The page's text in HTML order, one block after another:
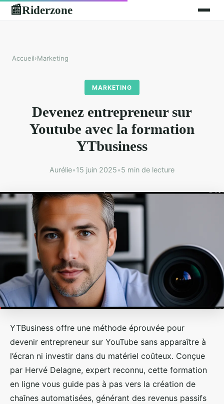
📰Riderzone
Accueil›Marketing
MARKETING
Devenez entrepreneur sur
Youtube avec la formation
YTbusiness
Aurélie•15 juin 2025•5 min de lecture
YTBusiness offre une méthode éprouvée pour
devenir entrepreneur sur YouTube sans apparaître à
l’écran ni investir dans du matériel coûteux. Conçue
par Hervé Delagne, expert reconnu, cette formation
en ligne vous guide pas à pas vers la création de
chaînes automatisées, générant des revenus passifs